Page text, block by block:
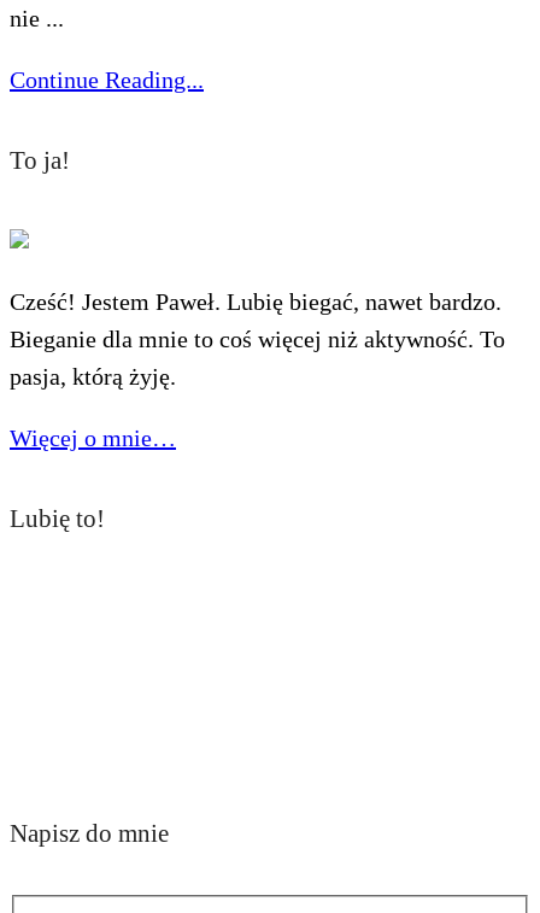
nie ...
Continue Reading...
To ja!
Cześć! Jestem Paweł. Lubię biegać, nawet bardzo.
Bieganie dla mnie to coś więcej niż aktywność. To
pasja, którą żyję.
Więcej o mnie…
Lubię to!
Napisz do mnie